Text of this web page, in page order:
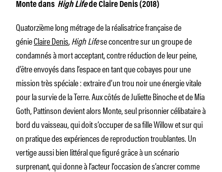
Monte dans High Lifede Claire Denis (2018)
Quatorzième long métrage de la réalisatrice française de
génieClaire Denis,High Lifese concentre sur un groupe de
condamnés à mort acceptant, contre réduction de leur peine,
d’être envoyés dans l’espace en tant que cobayes pour une
mission très spéciale : extraire d’un trou noir une énergie vitale
pour la survie de la Terre. Aux côtés de Juliette Binoche et de Mia
Goth, Pattinson devient alors Monte, seul prisonnier célibataire à
bord du vaisseau, qui doit s’occuper de sa fille Willow et sur qui
on pratique des expériences de reproduction troublantes. Un
vertige aussi bien littéral que figuré grâce à un scénario
surprenant, qui donne à l’acteur l’occasion de s’ancrer comme